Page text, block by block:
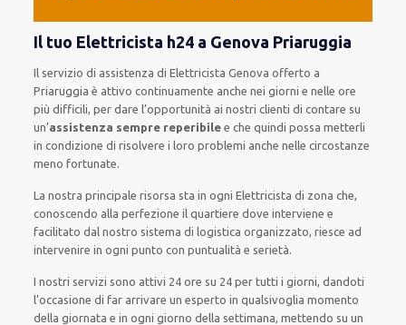
Il tuo Elettricista h24 a Genova Priaruggia
Il servizio di assistenza di Elettricista Genovaofferto a
Priaruggia è attivo continuamente anchenei giorni e nelle ore
piùdifficili, perdare l’opportunità ai nostri clienti dicontare su
un’assistenza sempre reperibile e chequindi possa metterli
in condizione di risolvere i loro problemi anchenelle circostanze
meno fortunate.
La nostra principale risorsa sta in ogni Elettricista di zona che,
conoscendo alla perfezione il quartiere dove interviene e
facilitato dal nostro sistema di logistica organizzato, riesce ad
intervenire in ogni punto con puntualità e serietà.
I nostri servizi sono attivi 24 ore su 24pertutti i giorni, dandoti
l’occasione di far arrivare unesperto inqualsivoglia momento
della giornata e inogni giorno della settimana, mettendo su un